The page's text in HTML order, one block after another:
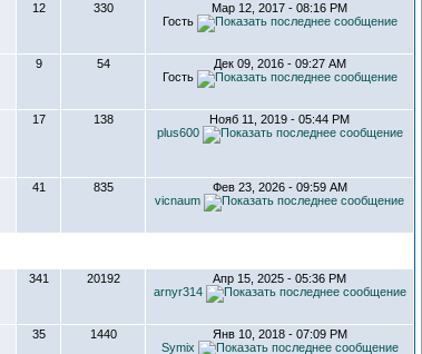
12 330
Мар 12, 2017 - 08:16 PM
Гость
9 54
Дек 09, 2016 - 09:27 AM
Гость
17 138
Нояб 11, 2019 - 05:44 PM
plus600
41 835
Фев 23, 2026 - 09:59 AM
vicnaum
341 20192
Апр 15, 2025 - 05:36 PM
arnyr314
35 1440
Янв 10, 2018 - 07:09 PM
Symix